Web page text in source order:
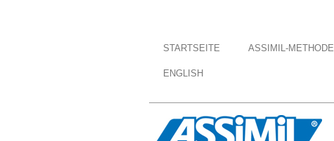
STARTSEITE ASSIMIL-METHODE
ENGLISH